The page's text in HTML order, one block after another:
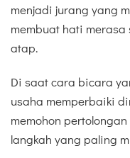
menjadi jurang yang
membuat hati
atap.
Di saat cara bicara
usaha memperbaiki
memohon
langkah yang paling